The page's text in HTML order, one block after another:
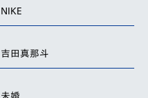
NIKE
吉田真那斗
未婚